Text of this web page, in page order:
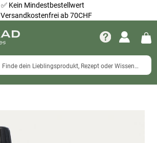
✅ Kein Mindestbestellwert
Versandkostenfrei ab 70CHF